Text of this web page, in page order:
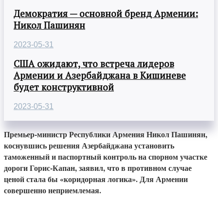
Демократия — основной бренд Армении:
Никол Пашинян
2023-05-31
США ожидают, что встреча лидеров
Армении и Азербайджана в Кишиневе
будет конструктивной
2023-05-31
Премьер-министр Республики Армения Никол Пашинян,
коснувшись решения Азербайджана установить
таможенный и паспортный контроль на спорном участке
дороги Горис-Капан, заявил, что в противном случае
ценой стала бы «коридорная логика». Для Армении
совершенно неприемлемая.